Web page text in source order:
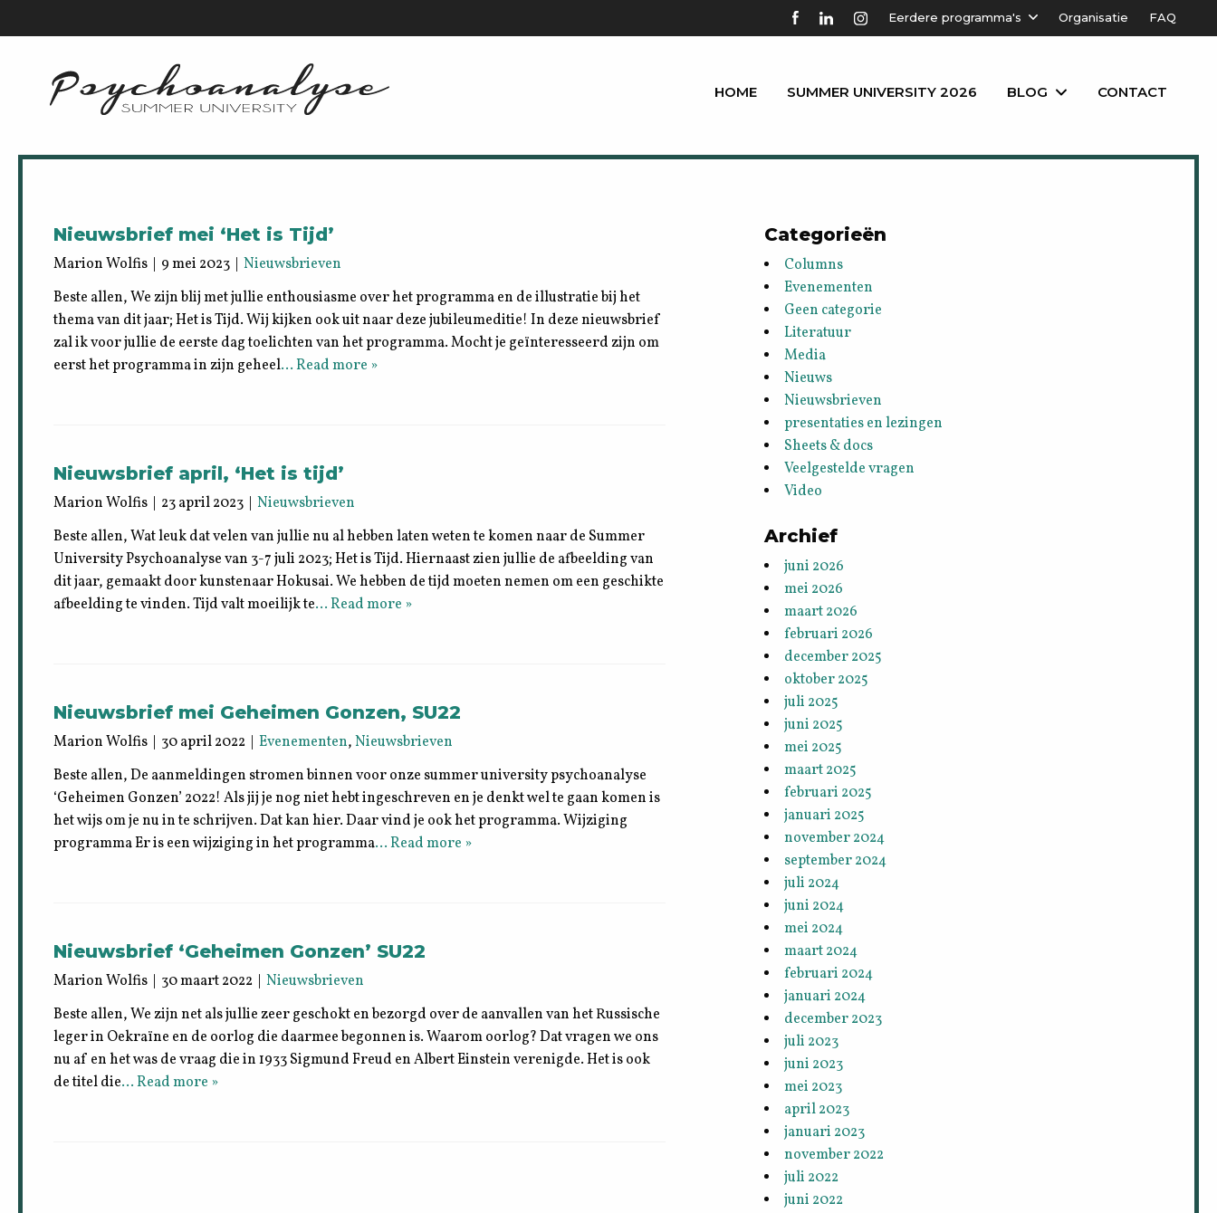
Eerdere programma's Organisatie FAQ
HOME SUMMER UNIVERSITY 2026 BLOG CONTACT
Nieuwsbrief mei ‘Het is Tijd’
Marion Wolfis | 9 mei 2023 |Nieuwsbrieven
Beste allen, We zijn blij met jullie enthousiasme over het programma en de illustratie bij het
thema van dit jaar; Het is Tijd. Wij kijken ook uit naar deze jubileumeditie! In deze nieuwsbrief
zal ik voor jullie de eerste dag toelichten van het programma. Mocht je geïnteresseerd zijn om
eerst het programma in zijn geheel… Read more »
Nieuwsbrief april, ‘Het is tijd’
Marion Wolfis | 23 april 2023 |Nieuwsbrieven
Beste allen, Wat leuk dat velen van jullie nu al hebben laten weten te komen naar de Summer
University Psychoanalyse van 3-7 juli 2023; Het is Tijd. Hiernaast zien jullie de afbeelding van
dit jaar, gemaakt door kunstenaar Hokusai. We hebben de tijd moeten nemen om een geschikte
afbeelding te vinden. Tijd valt moeilijk te… Read more »
Nieuwsbrief mei Geheimen Gonzen, SU22
Marion Wolfis | 30 april 2022 |Evenementen,Nieuwsbrieven
Beste allen, De aanmeldingen stromen binnen voor onze summer university psychoanalyse
‘Geheimen Gonzen’ 2022! Als jij je nog niet hebt ingeschreven en je denkt wel te gaan komen is
het wijs om je nu in te schrijven. Dat kan hier. Daar vind je ook het programma. Wijziging
programma Er is een wijziging in het programma… Read more »
Nieuwsbrief ‘Geheimen Gonzen’ SU22
Marion Wolfis | 30 maart 2022 |Nieuwsbrieven
Beste allen, We zijn net als jullie zeer geschokt en bezorgd over de aanvallen van het Russische
leger in Oekraïne en de oorlog die daarmee begonnen is. Waarom oorlog? Dat vragen we ons
nu af en het was de vraag die in 1933 Sigmund Freud en Albert Einstein verenigde. Het is ook
de titel die… Read more »
Categorieën
Columns
Evenementen
Geen categorie
Literatuur
Media
Nieuws
Nieuwsbrieven
presentaties en lezingen
Sheets & docs
Veelgestelde vragen
Video
Archief
juni 2026
mei 2026
maart 2026
februari 2026
december 2025
oktober 2025
juli 2025
juni 2025
mei 2025
maart 2025
februari 2025
januari 2025
november 2024
september 2024
juli 2024
juni 2024
mei 2024
maart 2024
februari 2024
januari 2024
december 2023
juli 2023
juni 2023
mei 2023
april 2023
januari 2023
november 2022
juli 2022
juni 2022